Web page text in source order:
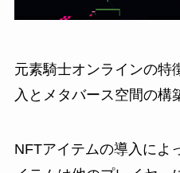
元素騎士オンラインの特
入とメタバース空間の構
NFTアイテムの導入によ